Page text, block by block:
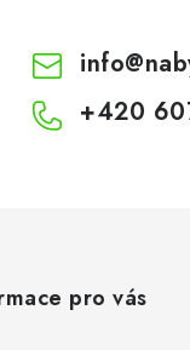
info@
+420
pro vás